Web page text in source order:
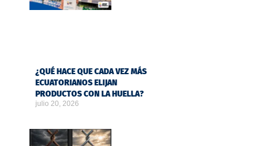
¿QUÉ HACE QUE CADA VEZ MÁS
ECUATORIANOS ELIJAN
PRODUCTOS CON LA HUELLA?
julio 20, 2026